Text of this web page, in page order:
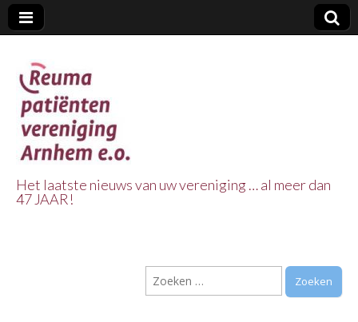
Vereniging
Arnhem e.o.
Het laatste nieuws van uw vereniging … al meer dan
47 JAAR!
Zoeken
naar: